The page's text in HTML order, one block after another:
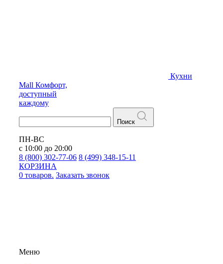
Кухни
Mall Комфорт,
доступный
каждому
Поиск
ПН-ВС
с 10:00 до 20:00
8 (800) 302-77-06 8 (499) 348-15-11
КОРЗИНА
0 товаров. Заказать звонок
Меню